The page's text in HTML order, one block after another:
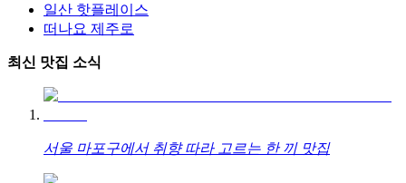
일산 핫플레이스
떠나요 제주로
최신 맛집 소식
서울 마포구에서 취향 따라 고르는 한 끼 맛집